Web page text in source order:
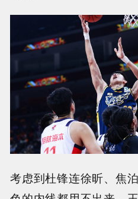
考虑到杜锋连徐昕、焦